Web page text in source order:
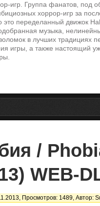
игр. Группа фанатов, под
хоррор-игр за
это переделанный движок
музыка,
в лучших традициях
игры, а также настоящий
/
WEB-
Просмотров: 1489, Автор: